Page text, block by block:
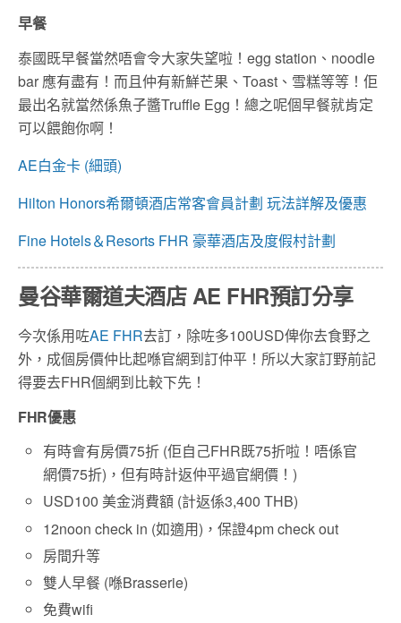
早餐
泰國既早餐當然唔會令大家失望啦！egg station、noodle
bar 應有盡有！而且仲有新鮮芒果、Toast、雪糕等等！佢
最出名就當然係魚子醬Truffle Egg！總之呢個早餐就肯定
可以餵飽你啊！
AE白金卡 (細頭)
Hilton Honors希爾頓酒店常客會員計劃 玩法詳解及優惠
Fine Hotels＆Resorts FHR 豪華酒店及度假村計劃
曼谷華爾道夫酒店 AE FHR預訂分享
今次係用咗AE FHR去訂，除咗多100USD俾你去食野之
外，成個房價仲比起喺官網到訂仲平！所以大家訂野前記
得要去FHR個網到比較下先！
FHR優惠
有時會有房價75折 (佢自己FHR既75折啦！唔係官
網價75折)，但有時計返仲平過官網價！)
USD100 美金消費額 (計返係3,400 THB)
12noon check in (如適用)，保證4pm check out
房間升等
雙人早餐 (喺Brasserie)
免費wifi